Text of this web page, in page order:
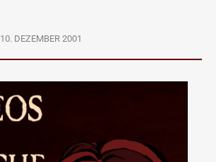
10. DEZEMBER 2001